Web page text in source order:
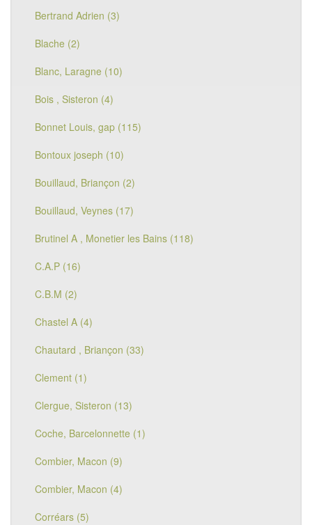
Bertrand Adrien (3)
Blache (2)
Blanc, Laragne (10)
Bois , Sisteron (4)
Bonnet Louis, gap (115)
Bontoux joseph (10)
Bouillaud, Briançon (2)
Bouillaud, Veynes (17)
Brutinel A , Monetier les Bains (118)
C.A.P (16)
C.B.M (2)
Chastel A (4)
Chautard , Briançon (33)
Clement (1)
Clergue, Sisteron (13)
Coche, Barcelonnette (1)
Combier, Macon (9)
Combier, Macon (4)
Corréars (5)